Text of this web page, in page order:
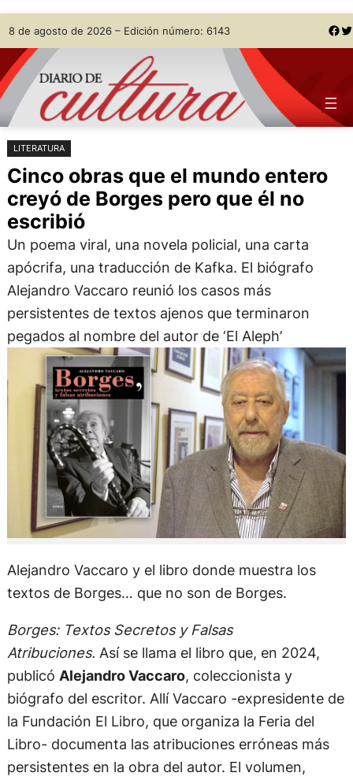
Saltar
al
contenido
Skip
to
content
8 de agosto de 2026 – Edición número: 6143 Facebook Twitter
LITERATURA
Cinco obras que el mundo entero
creyó de Borges pero que él no
escribió
Un poema viral, una novela policial, una carta
apócrifa, una traducción de Kafka. El biógrafo
Alejandro Vaccaro reunió los casos más
persistentes de textos ajenos que terminaron
pegados al nombre del autor de ‘El Aleph’
Alejandro Vaccaro y el libro donde muestra los
textos de Borges… que no son de Borges.
Borges: Textos Secretos y Falsas
Atribuciones. Así se llama el libro que, en 2024,
publicó Alejandro Vaccaro, coleccionista y
biógrafo del escritor. Allí Vaccaro -expresidente de
la Fundación El Libro, que organiza la Feria del
Libro- documenta las atribuciones erróneas más
persistentes en la obra del autor. El volumen,